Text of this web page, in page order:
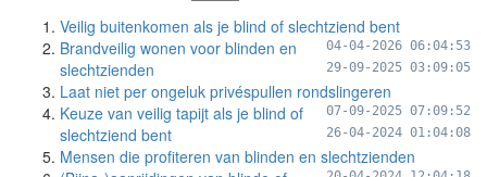
Veilig buitenkomen als je blind of slechtziend bent
04-04-2026 06:04:53
Brandveilig wonen voor blinden en
slechtzienden
29-09-2025 03:09:05
Laat niet per ongeluk privéspullen rondslingeren
07-09-2025 07:09:52
Keuze van veilig tapijt als je blind of
slechtziend bent
26-04-2024 01:04:08
Mensen die profiteren van blinden en slechtzienden